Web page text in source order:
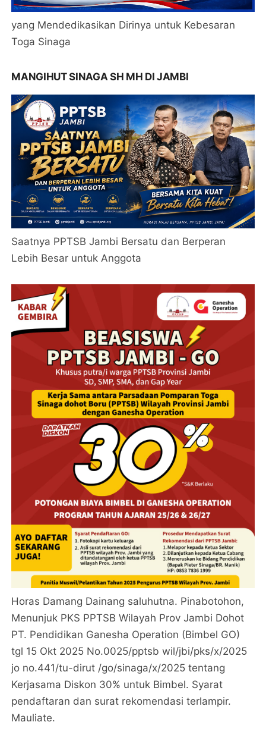
yang Mendedikasikan Dirinya untuk Kebesaran
Toga Sinaga
MANGIHUT SINAGA SH MH DI JAMBI
Saatnya PPTSB Jambi Bersatu dan Berperan
Lebih Besar untuk Anggota
Horas Damang Dainang saluhutna. Pinabotohon,
Menunjuk PKS PPTSB Wilayah Prov Jambi Dohot
PT. Pendidikan Ganesha Operation (Bimbel GO)
tgl 15 Okt 2025 No.0025/pptsb wil/jbi/pks/x/2025
jo no.441/tu-dirut /go/sinaga/x/2025 tentang
Kerjasama Diskon 30% untuk Bimbel. Syarat
pendaftaran dan surat rekomendasi terlampir.
Mauliate.